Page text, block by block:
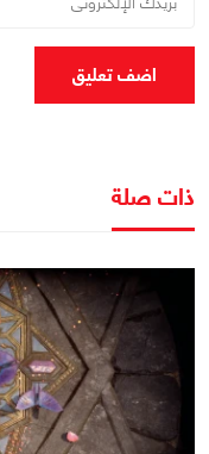
اضف تعليق
ذات صلة